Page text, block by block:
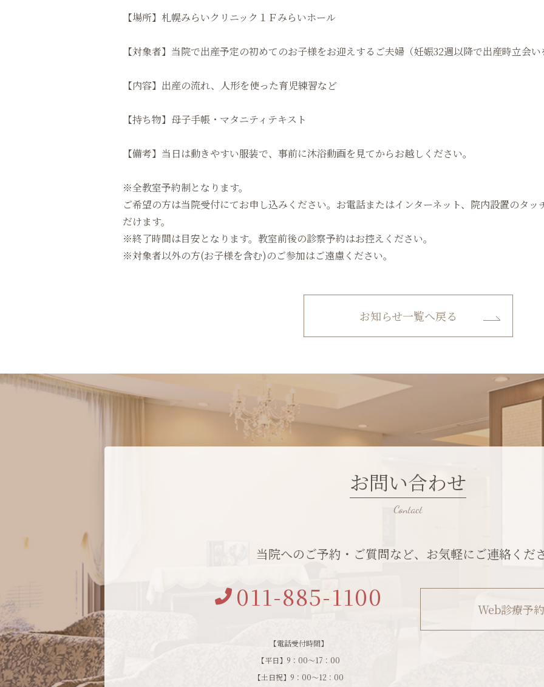
【場所】札幌みらいクリニック１Ｆみらいホール
【対象者】当院で出産予定の初めてのお子様をお迎えするご夫婦（妊娠32週以降で出産時立会
【内容】出産の流れ、人形を使った育児練習など
【持ち物】母子手帳・マタニティテキスト
【備考】当日は動きやすい服装で、事前に沐浴動画を見てからお越しください。
※全教室予約制となります。
ご希望の方は当院受付にてお申し込みください。お電話またはインターネット、院内設置のタ
だけます。
※終了時間は目安となります。教室前後の診察予約はお控えください。
※対象者以外の方(お子様を含む)のご参加はご遠慮ください。
お知らせ一覧へ戻る
お問い合わせ
当院へのご予約・ご質問など、お気軽にご連絡くだ
011-885-1100
【電話受付時間】
【平日】9：00～17：00
【土日祝】9：00～12：00
Web診療予約